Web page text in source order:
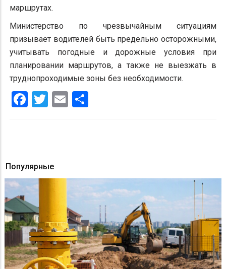
маршрутах.
Министерство по чрезвычайным ситуациям
призывает водителей быть предельно осторожными,
учитывать погодные и дорожные условия при
планировании маршрутов, а также не выезжать в
труднопроходимые зоны без необходимости.
Facebook
Twitter
Email
Популярные